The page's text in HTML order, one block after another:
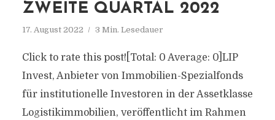
ZWEITE QUARTAL 2022
17. August 2022 3 Min. Lesedauer
Click to rate this post![Total: 0 Average: 0]LIP
Invest, Anbieter von Immobilien-Spezialfonds
für institutionelle Investoren in der Assetklasse
Logistikimmobilien, veröffentlicht im Rahmen